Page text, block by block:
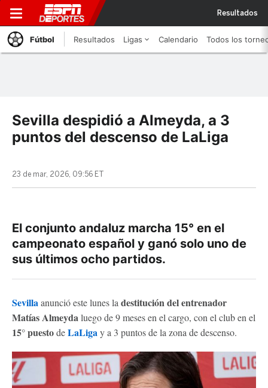
Resultados
Fútbol Resultados Ligas Calendario Todos los
Sevilla despidió a Almeyda, a 3
puntos del descenso de LaLiga
23 de mar, 2026, 09:56 ET
El conjunto andaluz marcha 15° en el
campeonato español y ganó solo uno de
sus últimos ocho partidos.
Sevillaanunció este lunes la destitución del entrenador
Matías Almeydaluego de 9 meses en el cargo, con el club en el
15° puestodeLaLigay a 3 puntos de la zona de descenso.